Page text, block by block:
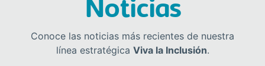
Noticias
Conoce las noticias más recientes de nuestra
línea estratégica Viva la Inclusión.